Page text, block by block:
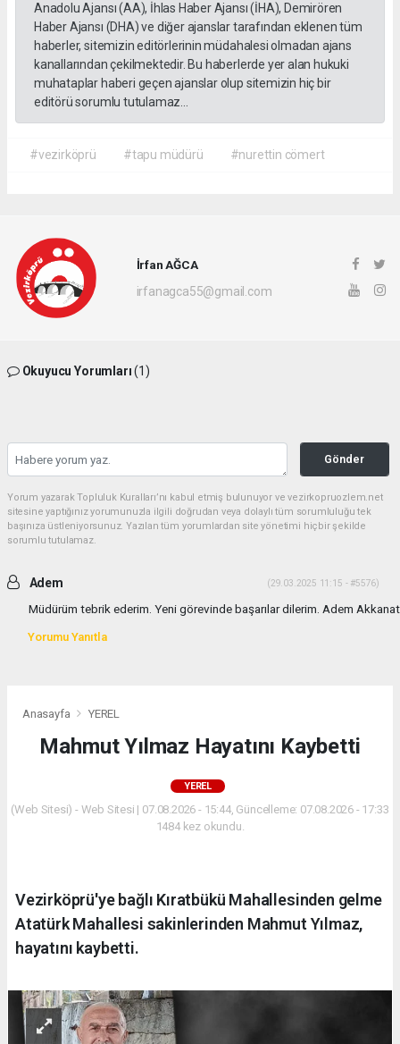
Anadolu Ajansı (AA), İhlas Haber Ajansı (İHA), Demirören
Haber Ajansı (DHA) ve diğer ajanslar tarafından eklenen tüm
haberler, sitemizin editörlerinin müdahalesi olmadan ajans
kanallarından çekilmektedir. Bu haberlerde yer alan hukuki
muhataplar haberi geçen ajanslar olup sitemizin hiç bir
editörü sorumlu tutulamaz...
#vezirköprü #tapu müdürü #nurettin cömert
İrfan AĞCA
irfanagca55@gmail.com
Okuyucu Yorumları(1)
Gönder
Yorum yazarak Topluluk Kuralları’nı kabul etmiş bulunuyor ve vezirkopruozlem.net
sitesine yaptığınız yorumunuzla ilgili doğrudan veya dolaylı tüm sorumluluğu tek
başınıza üstleniyorsunuz. Yazılan tüm yorumlardan site yönetimi hiçbir şekilde
sorumlu tutulamaz.
Adem (29.03.2025 11:15 - #5576)
Müdürüm tebrik ederim. Yeni görevinde başarılar dilerim. Adem Akkanat
Yorumu Yanıtla
Anasayfa YEREL
Mahmut Yılmaz Hayatını Kaybetti
YEREL
(Web Sitesi) - Web Sitesi | 07.08.2026 - 15:44, Güncelleme: 07.08.2026 - 17:33
1484 kez okundu.
Vezirköprü'ye bağlı Kıratbükü Mahallesinden gelme
Atatürk Mahallesi sakinlerinden Mahmut Yılmaz,
hayatını kaybetti.